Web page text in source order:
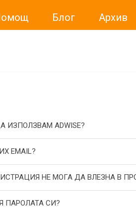
Блог Архив
ИЗПОЛЗВАМ ADWISE?
EMAIL?
НЕ МОГА ДА ВЛЕЗНА В
ПАРОЛАТА СИ?